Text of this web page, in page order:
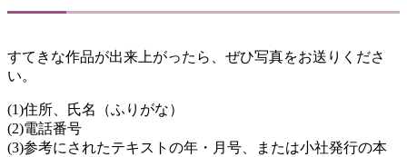
すてきな作品が出来上がったら、ぜひ写真をお送りくださ
い。
(1)住所、氏名（ふりがな）
(2)電話番号
(3)参考にされたテキストの年・月号、または小社発行の本